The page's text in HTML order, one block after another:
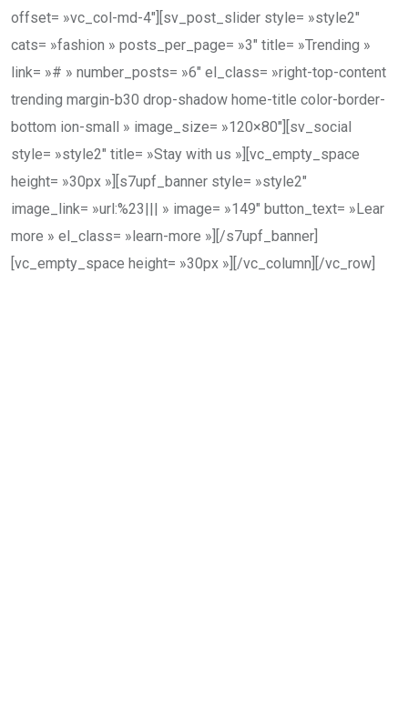
offset= »vc_col-md-4″][sv_post_slider style= »style2″
cats= »fashion » posts_per_page= »3″ title= »Trending »
link= »# » number_posts= »6″ el_class= »right-top-content
trending margin-b30 drop-shadow home-title color-border-
bottom ion-small » image_size= »120×80″][sv_social
style= »style2″ title= »Stay with us »][vc_empty_space
height= »30px »][s7upf_banner style= »style2″
image_link= »url:%23||| » image= »149″ button_text= »Lear
more » el_class= »learn-more »][/s7upf_banner]
[vc_empty_space height= »30px »][/vc_column][/vc_row]